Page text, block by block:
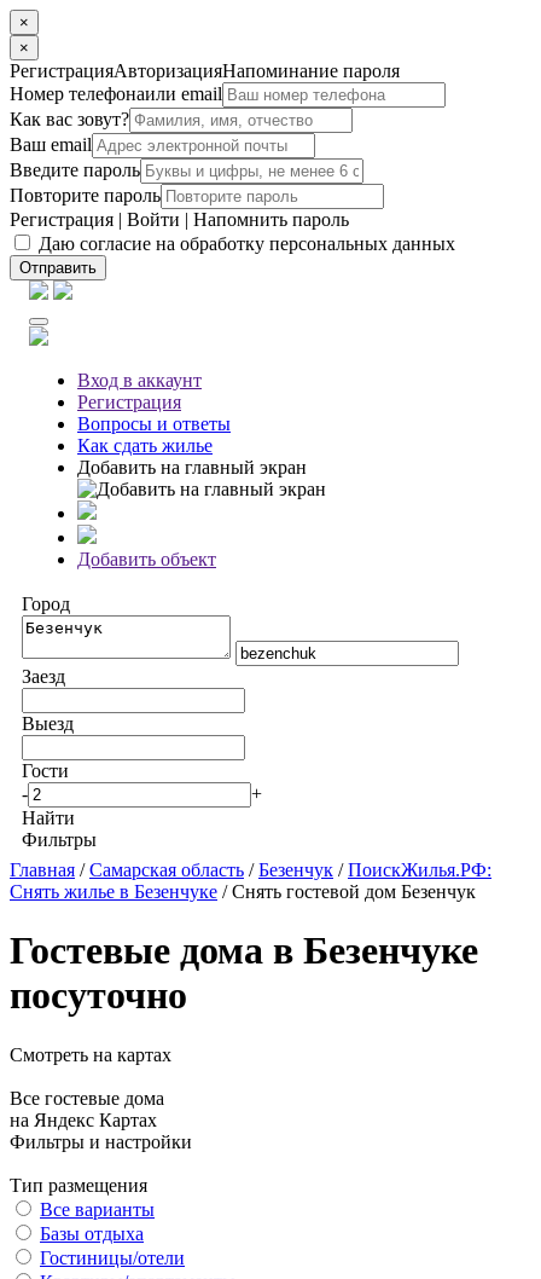
×
×
РегистрацияАвторизацияНапоминание пароля
Номер телефонаили email
Как вас зовут?
Ваш email
Введите пароль
Повторите пароль
Регистрация | Войти | Напомнить пароль
Даю согласие на обработку персональных данных
Отправить
Вход в аккаунт
Регистрация
Вопросы и ответы
Как сдать жилье
Добавить на главный экран
Добавить объект
Город
Заезд
Выезд
Гости
-
+
Найти
Фильтры
Главная /Самарская область /Безенчук /ПоискЖилья.РФ:
Снять жилье в Безенчуке / Снять гостевой дом Безенчук
Гостевые дома в Безенчуке
посуточно
Смотреть на картах
Все гостевые дома
на Яндекс Картах
Фильтры и настройки
Тип размещения
Все варианты
Базы отдыха
Гостиницы/отели